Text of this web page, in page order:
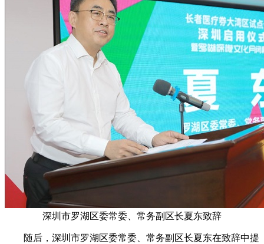
深圳市罗湖区委常委、常务副区长夏东致辞
随后，深圳市罗湖区委常委、常务副区长夏东在致辞中提